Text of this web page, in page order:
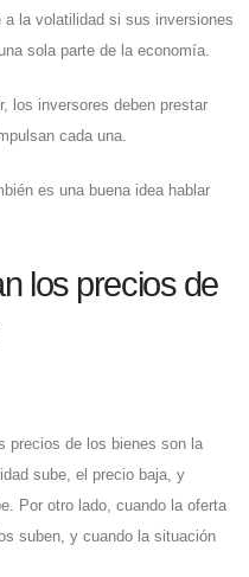
a la volatilidad si sus inversiones
sola parte de la economía.
los inversores deben prestar
cada una.
es una buena idea hablar
los precios de
precios de los bienes son la
sube, el precio baja, y
Por otro lado, cuando la oferta
suben, y cuando la situación